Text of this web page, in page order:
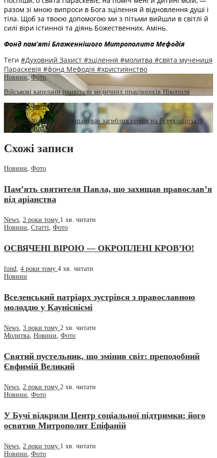
разом зі мною випроси в Бога зцілення й відновлення душі і
тіла. Щоб за твоєю допомогою ми з пітьми вийшли в світлі й
силі віри істинної та діянь Божественних. Амінь.
Фонд пам’яті Блаженнішого Митрополита Мефодія
Теги #Духовний Захист #зцілення #молитва #свята мучениця
Параскевія #фонд Мефодія #християнство
Новини ,Фото
Військові капелани привітали медичних працівників Нікополя
Новини,Фото
Митрополит Епіфаній вшанував загиблих героїв на Всеукраїнській
прощі у Лішні
Схожі записи
Новини, Фото
Пам’ять святителя Павла, що захищав православ’я
від аріанства
News, 2 роки тому 1 хв. читати
Новини, Статті, Фото
ОСВЯЧЕНІ ВІРОЮ — ОКРОПЛЕНІ КРОВ’Ю!
fond, 4 роки тому 4 хв. читати
Новини
Вселенський патріарх зустрівся з православною
молоддю у Каунісніємі
News, 3 роки тому 2 хв. читати
Молитва, Новини, Фото
Святий пустельник, що змінив світ: преподобний
Євфимій Великий
News 2 роки тому 2 хв. читати
Новини Фото
У Бучі відкрили Центр соціальної підтримки: його
освятив Митрополит Епіфаній
News 2 роки тому 1 хв. читати
Новини Фото